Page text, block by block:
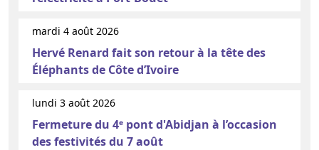
mardi 4 août 2026
Hervé Renard fait son retour à la tête des
Éléphants de Côte d’Ivoire
lundi 3 août 2026
Fermeture du 4ᵉ pont d'Abidjan à l’occasion
des festivités du 7 août